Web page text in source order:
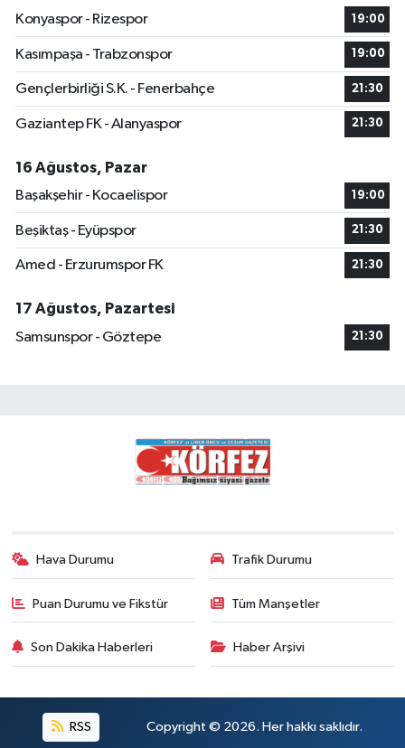
Konyaspor - Rizespor
19:00
Kasımpaşa - Trabzonspor 19:00
Gençlerbirliği S.K. - Fenerbahçe 21:30
Gaziantep FK - Alanyaspor 21:30
16 Ağustos, Pazar
Başakşehir - Kocaelispor
19:00
Beşiktaş - Eyüpspor 21:30
Amed - Erzurumspor FK 21:30
17 Ağustos, Pazartesi
Samsunspor - Göztepe
21:30
Hava Durumu Trafik Durumu
Puan Durumu ve Fikstür Tüm Manşetler
Son Dakika Haberleri Haber Arşivi
RSS Copyright © 2026. Her hakkı saklıdır.